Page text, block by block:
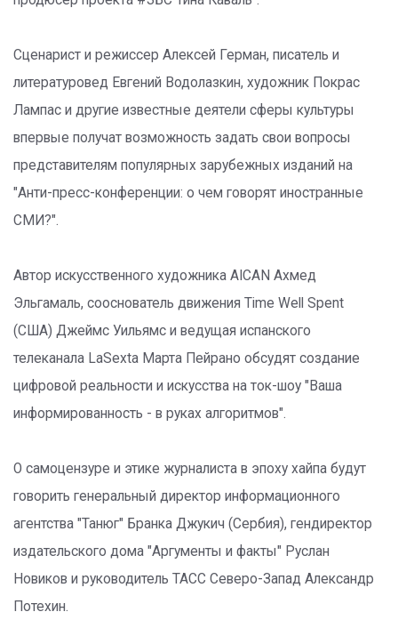
Сценарист и режиссер Алексей Герман, писатель и
литературовед Евгений Водолазкин, художник Покрас
Лампас и другие известные деятели сферы культуры
впервые получат возможность задать свои вопросы
представителям популярных зарубежных изданий на
"Анти-пресс-конференции: о чем говорят иностранные
СМИ?".
Автор искусственного художника AICAN Ахмед
Эльгамаль, сооснователь движения Time Well Spent
(США) Джеймс Уильямс и ведущая испанского
телеканала LaSexta Марта Пейрано обсудят создание
цифровой реальности и искусства на ток-шоу "Ваша
информированность - в руках алгоритмов".
О самоцензуре и этике журналиста в эпоху хайпа будут
говорить генеральный директор информационного
агентства "Танюг" Бранка Джукич (Сербия), гендиректор
издательского дома "Аргументы и факты" Руслан
Новиков и руководитель ТАСС Северо-Запад Александр
Потехин.